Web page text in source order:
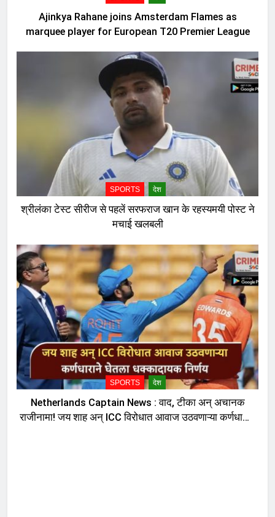
Ajinkya Rahane joins Amsterdam Flames as
marquee player for European T20 Premier League
SPORTS देश
श्रीलंका टेस्ट सीरीज से पहलें सरफराज खान के रहस्यमयी पोस्ट ने
मचाई खलबली
SPORTS देश
Netherlands Captain News : वाद, टीका अन् अचानक
राजीनामा! जय शाह अन् ICC विरोधात आवाज उठवणाऱ्या कर्णधाराने